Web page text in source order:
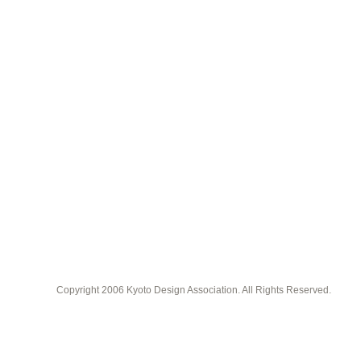
Copyright 2006 Kyoto Design Association. All Rights Reserved.